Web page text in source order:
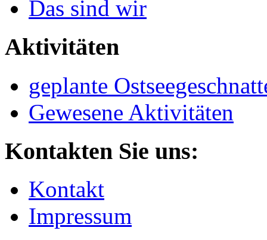
Das sind wir
Aktivitäten
geplante
Gewesene Aktivitäten
Kontakten Sie uns:
Kontakt
Impressum